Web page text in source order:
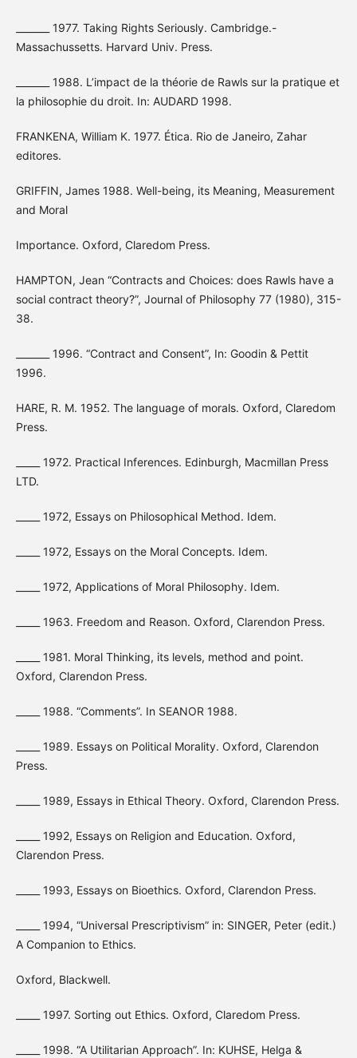
_______ 1977. Taking Rights Seriously. Cambridge.-
Massachussetts. Harvard Univ. Press.
_______ 1988. L’impact de la théorie de Rawls sur la pratique et
la philosophie du droit. In: AUDARD 1998.
FRANKENA, William K. 1977. Ética. Rio de Janeiro, Zahar
editores.
GRIFFIN, James 1988. Well-being, its Meaning, Measurement
and Moral
Importance. Oxford, Claredom Press.
HAMPTON, Jean “Contracts and Choices: does Rawls have a
social contract theory?”, Journal of Philosophy 77 (1980), 315-
38.
_______ 1996. “Contract and Consent”, In: Goodin & Pettit
1996.
HARE, R. M. 1952. The language of morals. Oxford, Claredom
Press.
_____ 1972. Practical Inferences. Edinburgh, Macmillan Press
LTD.
_____ 1972, Essays on Philosophical Method. Idem.
_____ 1972, Essays on the Moral Concepts. Idem.
_____ 1972, Applications of Moral Philosophy. Idem.
_____ 1963. Freedom and Reason. Oxford, Clarendon Press.
_____ 1981. Moral Thinking, its levels, method and point.
Oxford, Clarendon Press.
_____ 1988. “Comments”. In SEANOR 1988.
_____ 1989. Essays on Political Morality. Oxford, Clarendon
Press.
_____ 1989, Essays in Ethical Theory. Oxford, Clarendon Press.
_____ 1992, Essays on Religion and Education. Oxford,
Clarendon Press.
_____ 1993, Essays on Bioethics. Oxford, Clarendon Press.
_____ 1994, “Universal Prescriptivism” in: SINGER, Peter (edit.)
A Companion to Ethics.
Oxford, Blackwell.
_____ 1997. Sorting out Ethics. Oxford, Claredom Press.
_____ 1998. “A Utilitarian Approach”. In: KUHSE, Helga &